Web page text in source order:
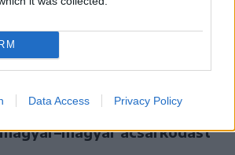
Data Access Privacy Policy
Krónika
A Majka-ügy csak a jéghegy
csúcsa, be kellene fejezni a
magyar–magyar acsarkodást